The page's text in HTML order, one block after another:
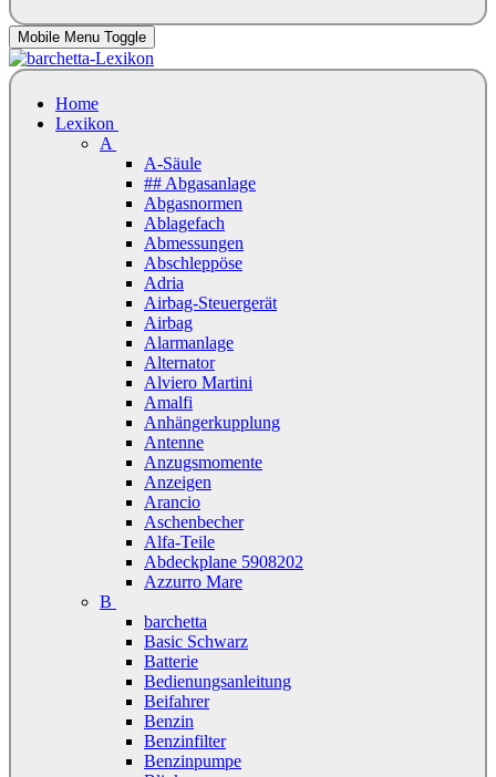
Mobile Menu Toggle
Home
Lexikon
A
A-Säule
## Abgasanlage
Abgasnormen
Ablagefach
Abmessungen
Abschleppöse
Adria
Airbag-Steuergerät
Airbag
Alarmanlage
Alternator
Alviero Martini
Amalfi
Anhängerkupplung
Antenne
Anzugsmomente
Anzeigen
Arancio
Aschenbecher
Alfa-Teile
Abdeckplane 5908202
Azzurro Mare
B
barchetta
Basic Schwarz
Batterie
Bedienungsanleitung
Beifahrer
Benzin
Benzinfilter
Benzinpumpe